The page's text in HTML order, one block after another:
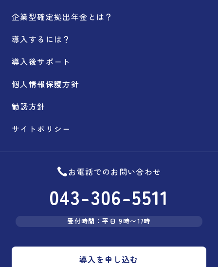
企業型確定拠出年金とは？
導入するには？
導入後サポート
個人情報保護方針
勧誘方針
サイトポリシー
お電話でのお問い合わせ
043-306-5511
受付時間：平日 9時〜17時
導入を申し込む